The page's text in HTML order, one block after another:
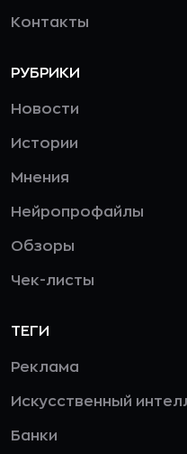
Контакты
РУБРИКИ
Новости
Истории
Мнения
Нейропрофайлы
Обзоры
Чек-листы
ТЕГИ
Реклама
Искусственный
Банки